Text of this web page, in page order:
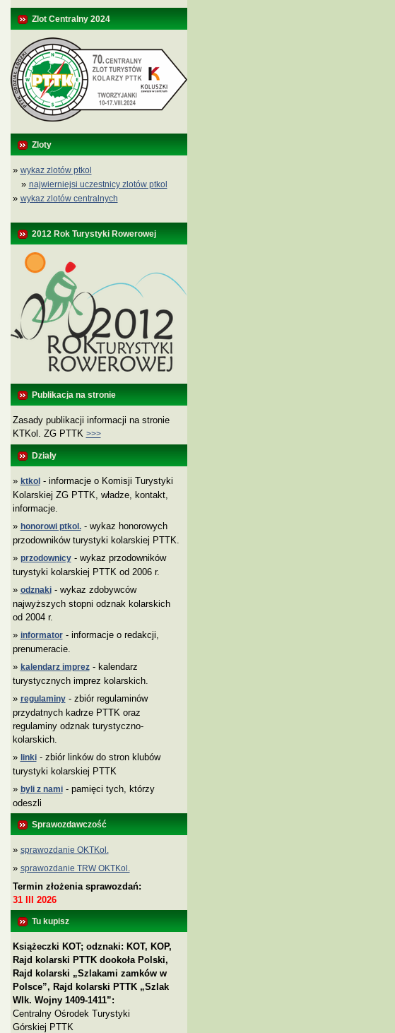
Zlot Centralny 2024
Zloty
» wykaz zlotów ptkol
» najwierniejsi uczestnicy zlotów ptkol
» wykaz zlotów centralnych
2012 Rok Turystyki Rowerowej
Publikacja na stronie
Zasady publikacji informacji na stronie
KTKol. ZG PTTK >>>
Działy
» ktkol- informacje o Komisji Turystyki
Kolarskiej ZG PTTK, władze, kontakt,
informacje.
» honorowi ptkol.- wykaz honorowych
przodowników turystyki kolarskiej PTTK.
» przodownicy- wykaz przodowników
turystyki kolarskiej PTTK od 2006 r.
» odznaki- wykaz zdobywców
najwyższych stopni odznak kolarskich
od 2004 r.
» informator- informacje o redakcji,
prenumeracie.
» kalendarz imprez- kalendarz
turystycznych imprez kolarskich.
» regulaminy- zbiór regulaminów
przydatnych kadrze PTTK oraz
regulaminy odznak turystyczno-
kolarskich.
» linki- zbiór linków do stron klubów
turystyki kolarskiej PTTK
» byli z nami- pamięci tych, którzy
odeszli
Sprawozdawczość
» sprawozdanie OKTKol.
» sprawozdanie TRW OKTKol.
Termin złożenia sprawozdań:
31 III 2026
Tu kupisz
Książeczki KOT; odznaki: KOT, KOP,
Rajd kolarski PTTK dookoła Polski,
Rajd kolarski „Szlakami zamków w
Polsce”, Rajd kolarski PTTK „Szlak
Wlk. Wojny 1409-1411”:
Centralny Ośrodek Turystyki
Górskiej PTTK